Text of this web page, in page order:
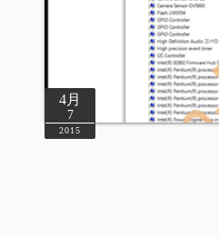
4月
7
2015